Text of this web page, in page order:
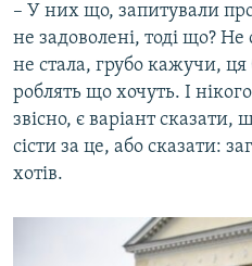
– У них що, запитували
не задоволені, тоді що? Не
не стала, грубо кажучи,
роблять що хочуть. І
звісно, є варіант сказати,
сісти за це, або сказати:
хотів.